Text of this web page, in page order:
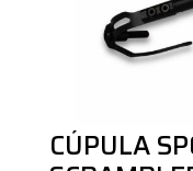
CÚPULA